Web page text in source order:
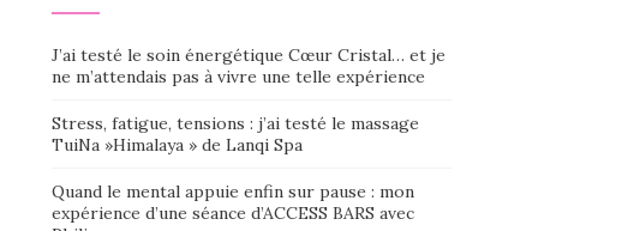
J’ai testé le soin énergétique Cœur Cristal… et je
ne m’attendais pas à vivre une telle expérience
Stress, fatigue, tensions : j’ai testé le massage
TuiNa »Himalaya » de Lanqi Spa
Quand le mental appuie enfin sur pause : mon
expérience d’une séance d’ACCESS BARS avec